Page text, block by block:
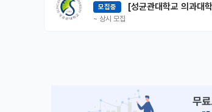
모집중 [성균관대학교 의과대
~ 상시 모집